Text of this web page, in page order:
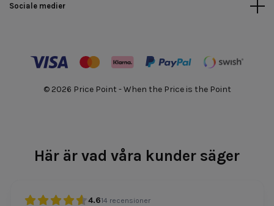
Sociale medier
© 2026 Price Point - When the Price is the Point
Här är vad våra kunder säger
4.614 recensioner